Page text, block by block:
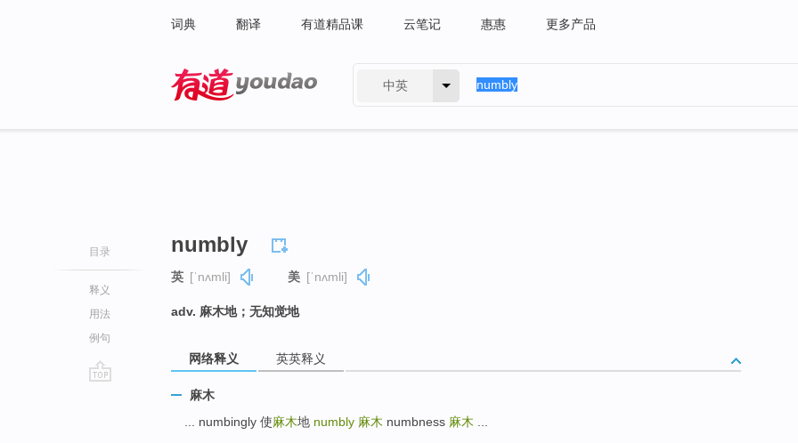
词典 翻译 有道精品课 云笔记 惠惠 更多产品
中英
目录
释义
用法
例句
numbly
英 [ˈnʌmli] 美 [ˈnʌmli]
adv. 麻木地；无知觉地
网络释义 英英释义
麻木
... numbingly 使麻木地 numbly 麻木 numbness 麻木